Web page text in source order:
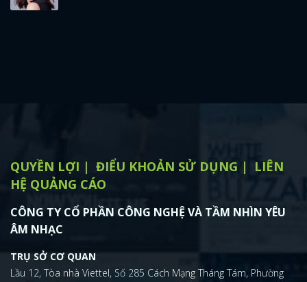
QUYỀN LỢI ĐIỂU KHOẢN SỬ DỤNG
LIÊN
HỆ QUẢNG CÁO
CÔNG TY CỔ PHẦN CÔNG NGHỆ VÀ TẦM NHÌN YÊU
ÂM NHẠC
TRỤ SỞ CƠ QUAN
Lầu 12, Tòa nhà Viettel, Số 285 Cách Mạng Tháng Tám, Phường